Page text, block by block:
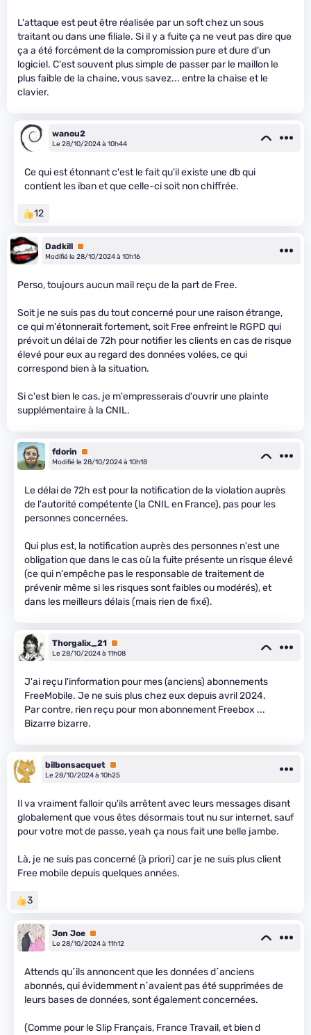
L'attaque est peut être réalisée par un soft chez un sous
traitant ou dans une filiale. Si il y a fuite ça ne veut pas dire que
ça a été forcément de la compromission pure et dure d'un
logiciel. C'est souvent plus simple de passer par le maillon le
plus faible de la chaine, vous savez... entre la chaise et le
clavier.
wanou2
Le 28/10/2024 à 10h44
Ce qui est étonnant c'est le fait qu'il existe une db qui
contient les iban et que celle-ci soit non chiffrée.
12
Dadkill Premium
Modifié le 28/10/2024 à 10h16
Perso, toujours aucun mail reçu de la part de Free.
Soit je ne suis pas du tout concerné pour une raison étrange,
ce qui m'étonnerait fortement, soit Free enfreint le RGPD qui
prévoit un délai de 72h pour notifier les clients en cas de risque
élevé pour eux au regard des données volées, ce qui
correspond bien à la situation.
Si c'est bien le cas, je m'empresserais d'ouvrir une plainte
supplémentaire à la CNIL.
fdorin
Premium
Modifié le 28/10/2024 à 10h18
Le délai de 72h est pour la notification de la violation auprès
de l'autorité compétente (la CNIL en France), pas pour les
personnes concernées.
Qui plus est, la notification auprès des personnes n'est une
obligation que dans le cas où la fuite présente un risque élevé
(ce qui n'empêche pas le responsable de traitement de
prévenir même si les risques sont faibles ou modérés), et
dans les meilleurs délais (mais rien de fixé).
Thorgalix_21 Premium
Le 28/10/2024 à 11h08
J'ai reçu l'information pour mes (anciens) abonnements
FreeMobile. Je ne suis plus chez eux depuis avril 2024.
Par contre, rien reçu pour mon abonnement Freebox ...
Bizarre bizarre.
bilbonsacquet Premium
Le 28/10/2024 à 10h25
Il va vraiment falloir qu'ils arrêtent avec leurs messages disant
globalement que vous êtes désormais tout nu sur internet, sauf
pour votre mot de passe, yeah ça nous fait une belle jambe.
Là, je ne suis pas concerné (à priori) car je ne suis plus client
Free mobile depuis quelques années.
3
Jon Joe Premium
Le 28/10/2024 à 11h12
Attends qu´ils annoncent que les données d´anciens
abonnés, qui évidemment n´avaient pas été supprimées de
leurs bases de données, sont également concernées.
(Comme pour le Slip Français, France Travail, et bien d